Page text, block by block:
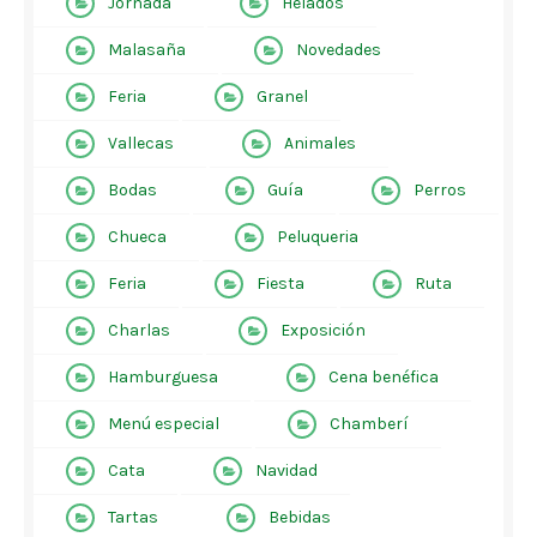
Malasaña Novedades
Feria Granel
Vallecas Animales
Bodas Guía Perros
Chueca Peluqueria
Feria Fiesta Ruta
Charlas Exposición
Hamburguesa Cena benéfica
Menú especial Chamberí
Cata Navidad
Tartas Bebidas